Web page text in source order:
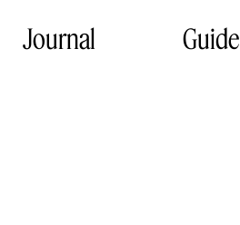
Journal Guide